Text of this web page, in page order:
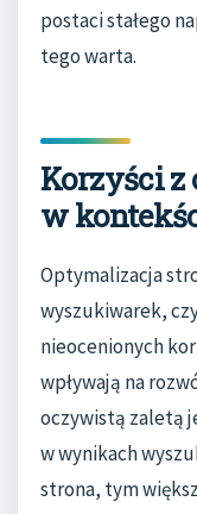
postaci stałego
tego warta.
Korzyści
w
Optymalizacja
wyszukiwarek,
nieocenionych
wpływają na
oczywistą zaletą
w wynikach
strona, tym